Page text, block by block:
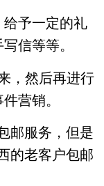
予一定的礼
信等等。
，然后再进行
营销。
邮服务，但是
的老客户包邮